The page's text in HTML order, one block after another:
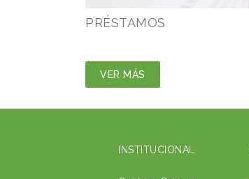
PRÉSTAMOS
VER MÁS
INSTITUCIONAL